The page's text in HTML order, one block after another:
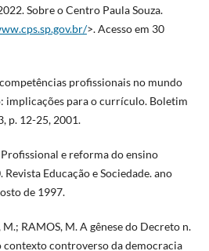
Sobre o Centro Paula Souza.
>. Acesso em 30
profissionais no mundo
implicações para o currículo. Boletim
p. 12-25, 2001.
Profissional e reforma do ensino
Educação e Sociedade. ano
de 1997.
M.; RAMOS, M. A gênese do Decreto n.
contexto controverso da democracia